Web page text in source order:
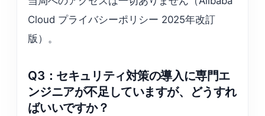
Cloud プライバシーポリシー 2025年改訂
版）。
Q3：セキュリティ対策の導入に専門エ
ンジニアが不足していますが、どうすれ
ばいいですか？